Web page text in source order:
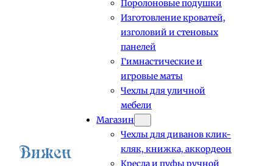
Поролоновые подушки
Изготовление кроватей,
изголовий и стеновых
панелей
Гимнастические и
игровые маты
Чехлы для уличной
мебели
Магазин
Чехлы для диванов клик-
кляк, книжка, аккордеон
Кресла и пуфы ручной